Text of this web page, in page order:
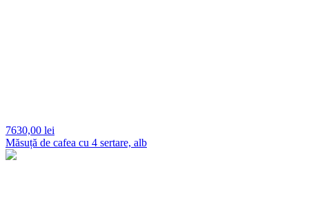
7630,00 lei
Măsuță de cafea cu 4 sertare, alb